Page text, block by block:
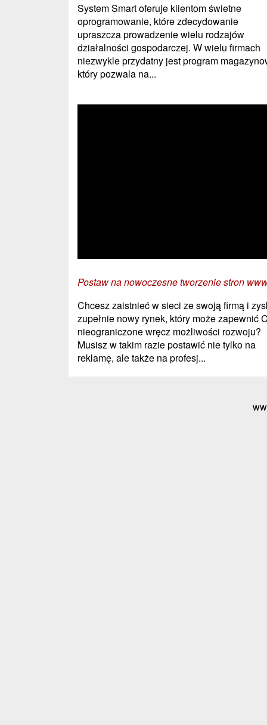
System Smart oferuje klientom świetne
oprogramowanie, które zdecydowanie
upraszcza prowadzenie wielu rodzajów
działalności gospodarczej. W wielu firmach
niezwykle przydatny jest program
który pozwala na...
Postaw na nowoczesne tworzenie stron
Chcesz zaistnieć w sieci ze swoją firmą i
zupełnie nowy rynek, który może zapewnić
nieograniczone wręcz możliwości rozwoju?
Musisz w takim razie postawić nie tylko na
reklamę, ale także na profesj...